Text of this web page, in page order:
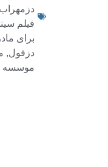
دزمهراب
فیلم
برای مادر
دزفول,
موسسه